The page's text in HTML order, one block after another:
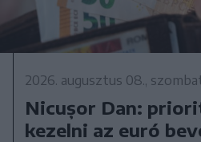
2026. augusztus 08.,
Nicușor Dan:
kezelni az euró